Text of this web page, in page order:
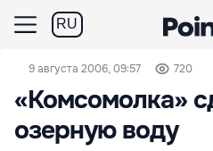
RU
9 августа 2006, 09:57 720
«Комсомолка»
озерную воду